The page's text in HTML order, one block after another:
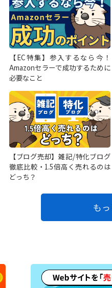
【EC特集】参入するなら今！
Amazonセラーで成功するために
必要なこと
【ブログ売却】雑記/特化ブログ
徹底比較・1.5倍高く売れるのは
どっち？
も